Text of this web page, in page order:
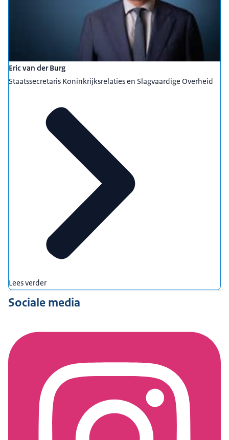
Eric van der Burg
Staatssecretaris Koninkrijksrelaties en Slagvaardige Overheid
Lees verder
Sociale media